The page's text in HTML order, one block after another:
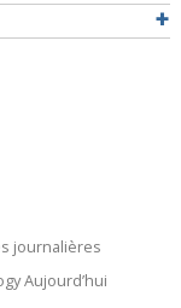
journalières
Aujourd’hui